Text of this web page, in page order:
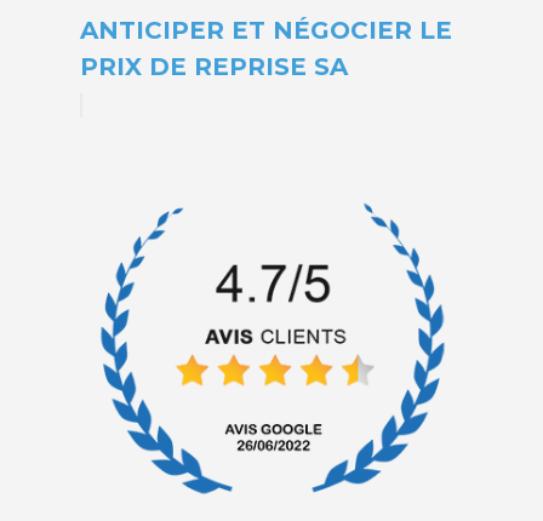
ANTICIPER ET NÉG |